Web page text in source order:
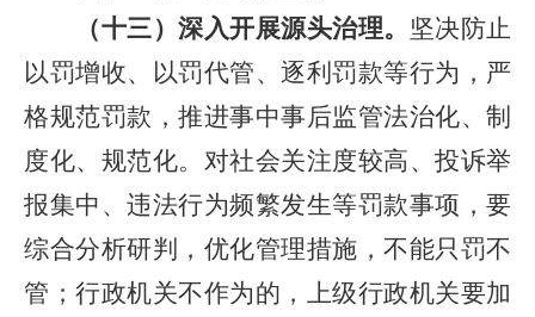
（十三）深入开展源头治理。
坚决防止
以罚增收、以罚代管、逐利罚款等行为，严
格规范罚款，推进事中事后监管法治化、制
度化、规范化。对社会关注度较高、投诉举
报集中、违法行为频繁发生等罚款事项，要
综合分析研判，优化管理措施，不能只罚不
管；行政机关不作为的，上级行政机关要加